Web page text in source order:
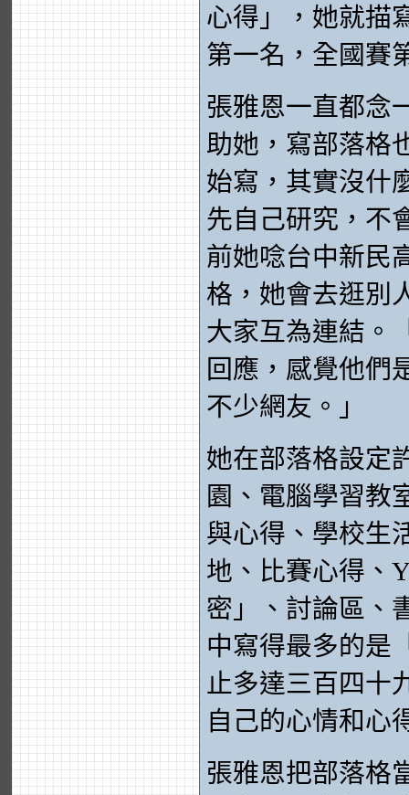
心得」，她就描
第一名，全國賽
張雅恩一直都念
助她，寫部落格
始寫，其實沒什
先自己研究，不
前她唸台中新民
格，她會去逛別
大家互為連結。
回應，感覺他們
不少網友。」
她在部落格設定
園、電腦學習教
與心得、學校生
地、比賽心得、
密」、討論區
中寫得最多的是
止多達三百四十
自己的心情和心
張雅恩把部落格